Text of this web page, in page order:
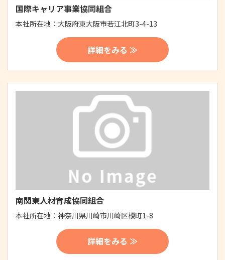
国際キャリア事業協同組合
本社所在地： 大阪府東大阪市若江北町3-4-13
詳細をみる ≫
南関東人材育成協同組合
本社所在地： 神奈川県川崎市川崎区榎町1-8
詳細をみる ≫